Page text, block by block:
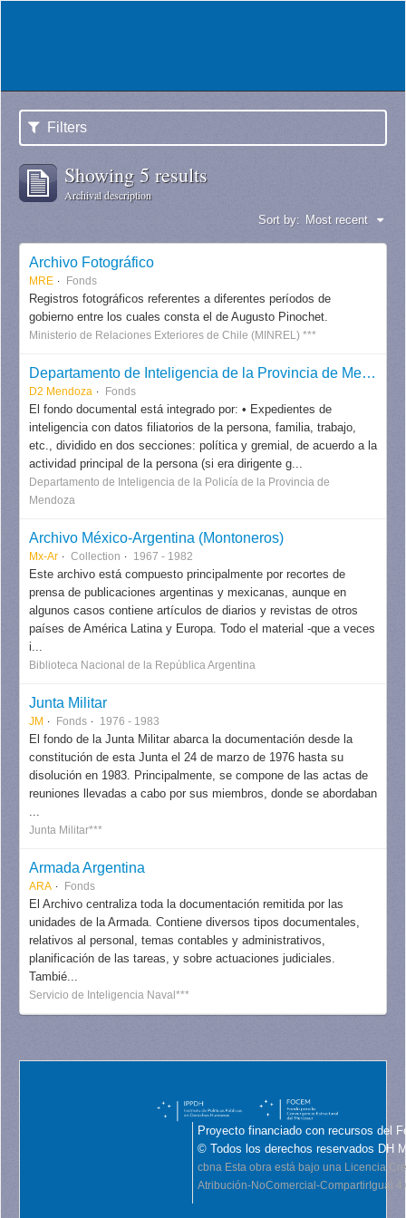
Filters
Showing 5 results
Archival description
Sort by: Most recent
Archivo Fotográfico
MRE Fonds
Registros fotográficos referentes a diferentes períodos de
gobierno entre los cuales consta el de Augusto Pinochet.
Ministerio de Relaciones Exteriores de Chile (MINREL) ***
Departamento de Inteligencia de la Provincia de Mendoza
D2 Mendoza Fonds
El fondo documental está integrado por: • Expedientes de
inteligencia con datos filiatorios de la persona, familia, trabajo,
etc., dividido en dos secciones: política y gremial, de acuerdo a la
actividad principal de la persona (si era dirigente g...
Departamento de Inteligencia de la Policía de la Provincia de
Mendoza
Archivo México-Argentina (Montoneros)
Mx-Ar Collection 1967 - 1982
Este archivo está compuesto principalmente por recortes de
prensa de publicaciones argentinas y mexicanas, aunque en
algunos casos contiene artículos de diarios y revistas de otros
países de América Latina y Europa. Todo el material -que a veces
i...
Biblioteca Nacional de la República Argentina
Junta Militar
JM Fonds 1976 - 1983
El fondo de la Junta Militar abarca la documentación desde la
constitución de esta Junta el 24 de marzo de 1976 hasta su
disolución en 1983. Principalmente, se compone de las actas de
reuniones llevadas a cabo por sus miembros, donde se abordaban
...
Junta Militar***
Armada Argentina
ARA Fonds
El Archivo centraliza toda la documentación remitida por las
unidades de la Armada. Contiene diversos tipos documentales,
relativos al personal, temas contables y administrativos,
planificación de las tareas, y sobre actuaciones judiciales.
Tambié...
Servicio de Inteligencia Naval***
Proyecto financiado con recursos del
© Todos los derechos reservados DH
cbna Esta obra está bajo una Licencia
Atribución-NoComercial-CompartirIgual